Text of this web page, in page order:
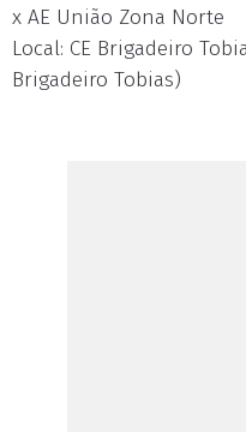
x AE União Zona Norte
Local: CE Brigadeiro
Brigadeiro Tobias)